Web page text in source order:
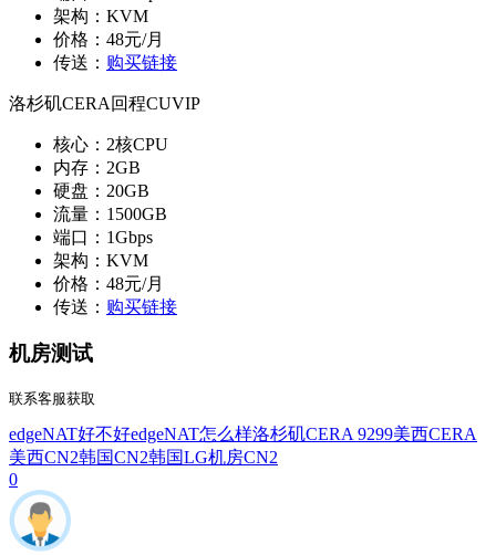
架构：KVM
价格：48元/月
传送： 购买链接
洛杉矶CERA回程CUVIP
核心：2核CPU
内存：2GB
硬盘：20GB
流量：1500GB
端口：1Gbps
架构：KVM
价格：48元/月
传送： 购买链接
机房测试
联系客服获取
edgeNAT好不好edgeNAT怎么样洛杉矶CERA 9299美西CERA
美西CN2韩国CN2韩国LG机房CN2
0